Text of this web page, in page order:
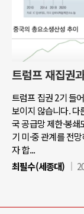
트럼프 재집권
트럼프 집권 2기 들
보이지 않습니다. 다
국 공급망 제한·봉
기 미·중 관계를 전
자 합...
최필수(세종대)